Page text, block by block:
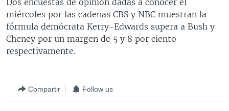
EL MUNDO AL DÍA [RADIO]
FORO [RADIO]
DEPORTIVO INTERNACIONAL
ENTRETENIMIENTO
SÍGANOS
Dos encuestas de opinión dadas a conocer el
miércoles por las cadenas CBS y NBC muestran la
fórmula demócrata Kerry-Edwards supera a Bush y
Cheney por un margen de 5 y 8 por ciento
respectivamente.
Compartir Follow us